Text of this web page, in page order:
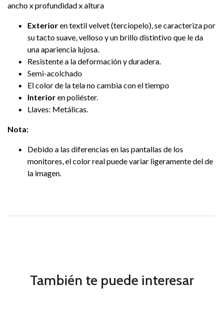
ancho x profundidad x altura
Exterioren textil velvet (terciopelo), se caracteriza por
su tacto suave, velloso y un brillo distintivo que le da
una apariencia lujosa.
Resistente a la deformación y duradera.
Semi-acolchado
El color de la tela no cambia con el tiempo
Interioren poliéster.
Llaves: Metálicas.
Nota:
Debido a las diferencias en las pantallas de los
monitores, el color real puede variar ligeramente del de
la imagen.
También te puede interesar